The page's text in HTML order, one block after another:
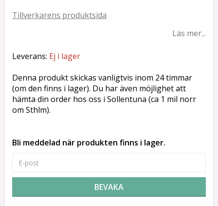
Tillverkarens produktsida
Läs mer...
Leverans: Ej i lager
Denna produkt skickas vanligtvis inom 24 timmar
(om den finns i lager). Du har även möjlighet att
hämta din order hos oss i Sollentuna (ca 1 mil norr
om Sthlm).
Bli meddelad när produkten finns i lager.
BEVAKA